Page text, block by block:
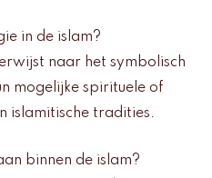
in de islam?
naar het symbolisch
mogelijke spirituele of
islamitische tradities.
binnen de islam?